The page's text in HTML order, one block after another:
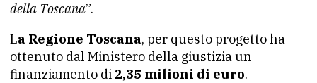
della Toscana”.
La Regione Toscana, per questo progetto ha
ottenuto dal Ministero della giustizia un
finanziamento di 2,35 milioni di euro.